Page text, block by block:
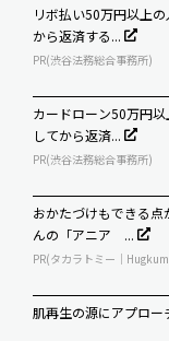
リボ払い50万円以上
から返済する...
PR(渋谷法務総合事務所)
カードローン50万円
してから返済...
PR(渋谷法務総合事務所)
おかたづけもできる
んの「アニア ...
PR(タカラトミー｜
肌再生の源にアプロ